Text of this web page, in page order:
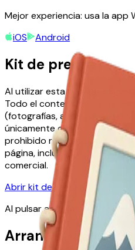
Mejor experiencia: usa la app
iOS
Android
Kit de prensa
Al utilizar esta página,
Todo el contenido que
(fotografías, audio, vídeo,
únicamente con fines
prohibido realizar cualquier
página, incluidos, entre otros,
comercial.
Abrir kit de prensa
Al pulsar aceptas las
Arranca tu